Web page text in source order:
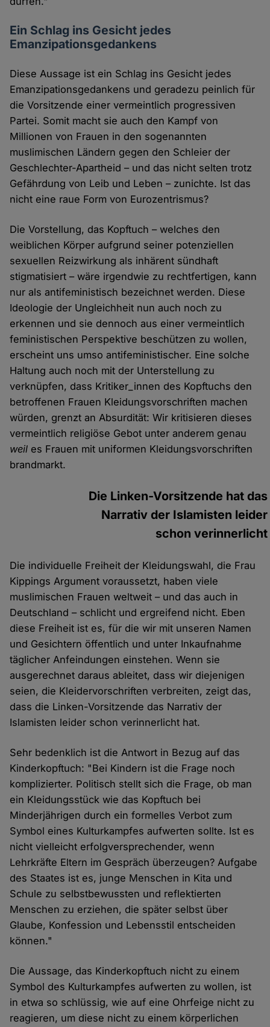
Ein Schlag ins Gesicht jedes
Emanzipationsgedankens
Diese Aussage ist ein Schlag ins Gesicht jedes
Emanzipationsgedankens und geradezu peinlich für
die Vorsitzende einer vermeintlich progressiven
Partei. Somit macht sie auch den Kampf von
Millionen von Frauen in den sogenannten
muslimischen Ländern gegen den Schleier der
Geschlechter-Apartheid – und das nicht selten trotz
Gefährdung von Leib und Leben – zunichte. Ist das
nicht eine raue Form von Eurozentrismus?
Die Vorstellung, das Kopftuch – welches den
weiblichen Körper aufgrund seiner potenziellen
sexuellen Reizwirkung als inhärent sündhaft
stigmatisiert – wäre irgendwie zu rechtfertigen, kann
nur als antifeministisch bezeichnet werden. Diese
Ideologie der Ungleichheit nun auch noch zu
erkennen und sie dennoch aus einer vermeintlich
feministischen Perspektive beschützen zu wollen,
erscheint uns umso antifeministischer. Eine solche
Haltung auch noch mit der Unterstellung zu
verknüpfen, dass Kritiker_innen des Kopftuchs den
betroffenen Frauen Kleidungsvorschriften machen
würden, grenzt an Absurdität: Wir kritisieren dieses
vermeintlich religiöse Gebot unter anderem genau
weil es Frauen mit uniformen Kleidungsvorschriften
brandmarkt.
Die Linken-Vorsitzende hat das
Narrativ der Islamisten leider
schon verinnerlicht
Die individuelle Freiheit der Kleidungswahl, die Frau
Kippings Argument voraussetzt, haben viele
muslimischen Frauen weltweit – und das auch in
Deutschland – schlicht und ergreifend nicht. Eben
diese Freiheit ist es, für die wir mit unseren Namen
und Gesichtern öffentlich und unter Inkaufnahme
täglicher Anfeindungen einstehen. Wenn sie
ausgerechnet daraus ableitet, dass wir diejenigen
seien, die Kleidervorschriften verbreiten, zeigt das,
dass die Linken-Vorsitzende das Narrativ der
Islamisten leider schon verinnerlicht hat.
Sehr bedenklich ist die Antwort in Bezug auf das
Kinderkopftuch: "Bei Kindern ist die Frage noch
komplizierter. Politisch stellt sich die Frage, ob man
ein Kleidungsstück wie das Kopftuch bei
Minderjährigen durch ein formelles Verbot zum
Symbol eines Kulturkampfes aufwerten sollte. Ist es
nicht vielleicht erfolgversprechender, wenn
Lehrkräfte Eltern im Gespräch überzeugen? Aufgabe
des Staates ist es, junge Menschen in Kita und
Schule zu selbstbewussten und reflektierten
Menschen zu erziehen, die später selbst über
Glaube, Konfession und Lebensstil entscheiden
können."
Die Aussage, das Kinderkopftuch nicht zu einem
Symbol des Kulturkampfes aufwerten zu wollen, ist
in etwa so schlüssig, wie auf eine Ohrfeige nicht zu
reagieren, um diese nicht zu einem körperlichen